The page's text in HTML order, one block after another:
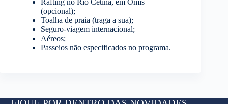
Rafting no Rio Cetina, em Omis
(opcional);
Toalha de praia (traga a sua);
Seguro-viagem internacional;
Aéreos;
Passeios não especificados no programa.